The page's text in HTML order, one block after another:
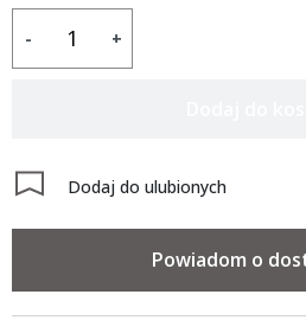
- +
Dodaj do ulubionych
Powiadom o